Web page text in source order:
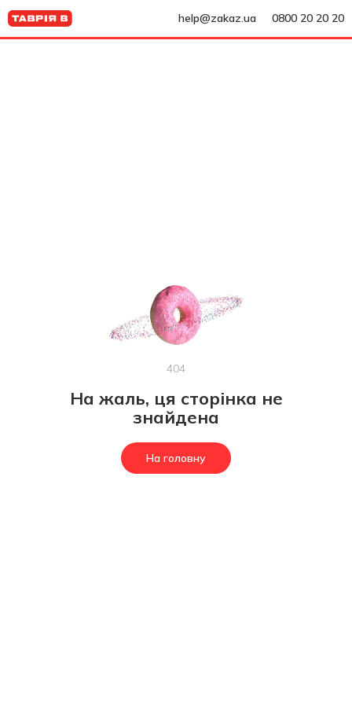
help@zakaz.ua 0800 20 20 20
404
На жаль, ця сторінка не
знайдена
На головну